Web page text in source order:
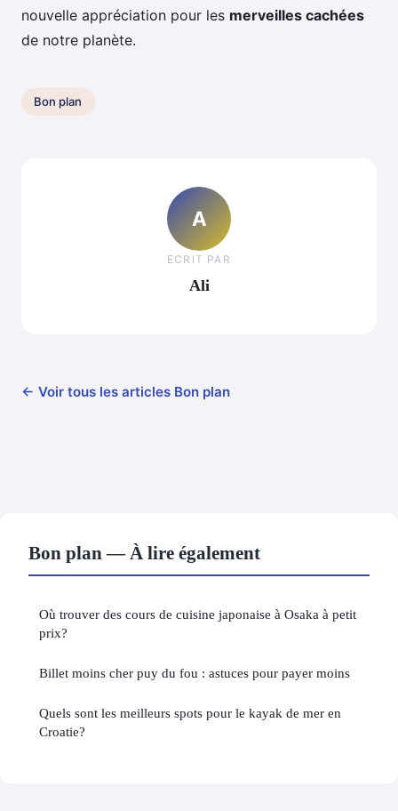
nouvelle appréciation pour les merveilles cachées
de notre planète.
Bon plan
A
ECRIT PAR
Ali
← Voir tous les articles Bon plan
Bon plan — À lire également
Où trouver des cours de cuisine japonaise à Osaka à petit
prix?
Billet moins cher puy du fou : astuces pour payer moins
Quels sont les meilleurs spots pour le kayak de mer en
Croatie?